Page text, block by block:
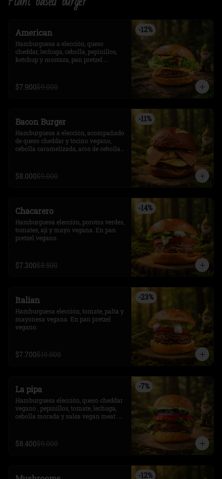
-12%
American
Hamburguesa a elección, queso
cheddar, lechuga, cebolla, pepinillos,
ketchup y mostaza, pan pretzel
$7.900$9.000
-11%
Bacon Burger
Hamburguesa a elección, acompañado
de queso cheddar y tocino vegano,
cebolla caramelizada, aros de cebolla y
$8.000$9.000
-14%
Chacarero
Hamburguesa elección, porotos verdes,
tomates, ají y mayo vegana. En pan
pretzel vegano.
$7.300$8.500
-23%
Italian
Hamburguesa elección, tomate, palta y
mayonesa vegana. En pan pretzel
vegano.
$7.700$10.000
-7%
La pipa
Hamburguesa elección, queso cheddar
vegano , pepinillos, tomate, lechuga,
cebolla morada y salsa vegan meat.
$8.400$9.000
-12%